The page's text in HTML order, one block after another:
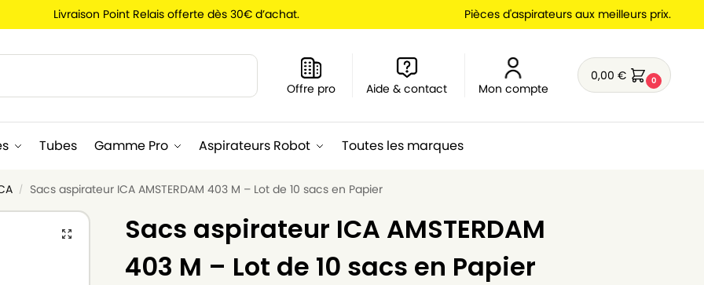
Livraison Point Relais offerte dès 30€ d’achat. Pièces d'aspirateurs aux meilleurs prix.
Offre pro Aide & contact Mon compte
0,00€ 0
Tubes Gamme Pro Aspirateurs Robot Toutes les marques
/ Sacs aspirateur ICA AMSTERDAM 403 M – Lot de 10 sacs en Papier
Sacs aspirateur ICA AMSTERDAM
403 M – Lot de 10 sacs en Papier